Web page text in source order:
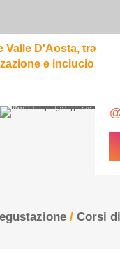
Valle D'Aosta, tra
e inciucio
/ Corsi